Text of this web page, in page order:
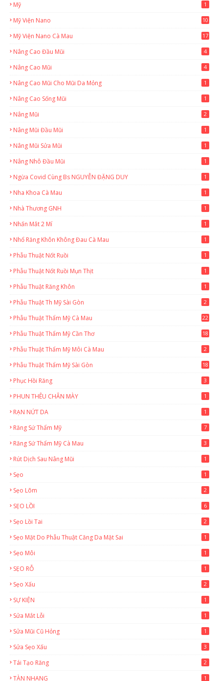
Mỹ 1
Mỹ Viện Nano 10
Mỹ Viện Nano Cà Mau
17
Nâng Cao Đầu Mũi 4
Nâng Cao Mũi 4
Nâng Cao Mũi Cho Mũi Da Mỏng 1
Nâng Cao Sống Mũi 1
Nâng Mũi 2
Nâng Mũi Đầu Mũi 1
Nâng Mũi Sửa Mũi 1
Nâng Nhô Đầu Mũi 1
Ngừa Covid Cùng Bs NGUYỄN ĐẶNG DUY 1
Nha Khoa Cà Mau 1
Nhà Thương GNH 1
Nhấn Mắt 2 Mí 1
Nhổ Răng Khôn Không Đau Cà Mau 1
Phẫu Thuật Nốt Ruồi 1
Phẫu Thuật Nốt Ruồi Mụn Thịt 1
Phẫu Thuật Răng Khôn 1
Phẫu Thuật Th Mỹ Sài Gòn 2
Phẫu Thuật Thẩm Mỹ Cà Mau
22
Phẫu Thuật Thẩm Mỹ Cần Thơ
18
Phẫu Thuật Thẩm Mỹ Môi Cà Mau 2
Phẫu Thuật Thẩm Mỹ Sài Gòn
18
Phục Hồi Răng 3
PHUN THÊU CHÂN MÀY 1
RẠN NỨT DA 1
Răng Sứ Thẩm Mỹ 7
Răng Sứ Thẩm Mỹ Cà Mau 3
Rút Dịch Sau Nâng Mũi 1
Sẹo 1
Sẹo Lõm 2
SẸO LỒI 6
Sẹo Lồi Tai 2
Sẹo Mặt Do Phẫu Thuật Căng Da Mặt Sai 1
Sẹo Môi 1
SẸO RỖ 1
Sẹo Xấu 2
SỰ KIỆN 1
Sửa Mắt Lỗi 1
Sửa Mũi Cũ Hỏng 1
Sửa Sẹo Xấu 3
Tái Tạo Răng 2
TÀN NHANG 1